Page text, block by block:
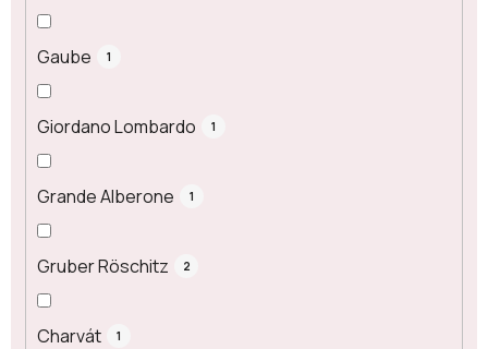
Gaube 1
Giordano Lombardo 1
Grande Alberone 1
Gruber Röschitz 2
Charvát 1